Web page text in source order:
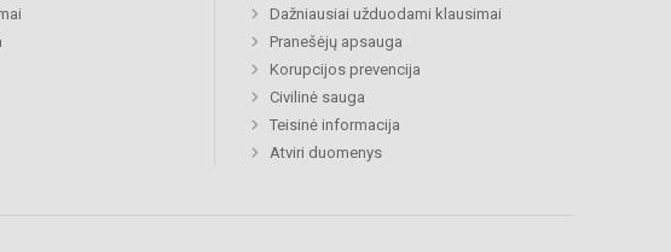
Dažniausiai užduodami klausimai
Pranešėjų apsauga
Korupcijos prevencija
Civilinė sauga
Teisinė informacija
Atviri duomenys